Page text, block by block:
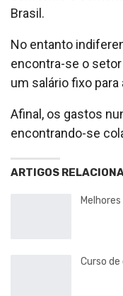
Brasil.
No entanto
encontra-se o
um salário fixo
Afinal, os gastos
encontrando-se
ARTIGOS
Curso